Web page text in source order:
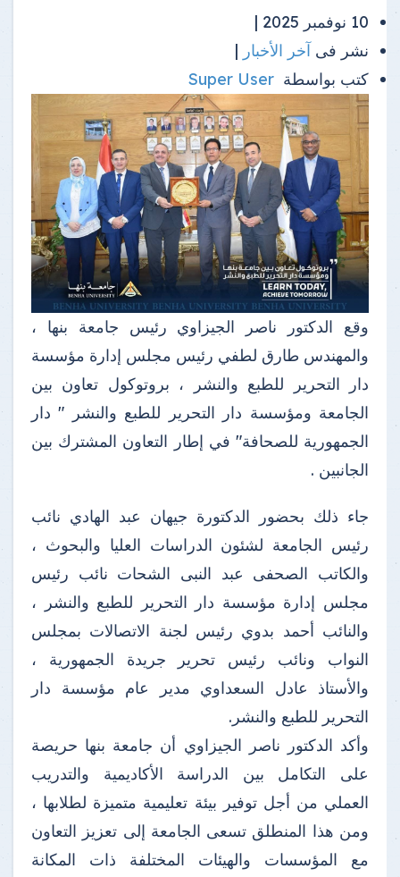
10 نوفمبر 2025 |
نشر فى آخر الأخبار |
كتب بواسطة Super User
وقع الدكتور ناصر الجيزاوي رئيس جامعة بنها ،
والمهندس طارق لطفي رئيس مجلس إدارة مؤسسة
دار التحرير للطبع والنشر ، بروتوكول تعاون بين
الجامعة ومؤسسة دار التحرير للطبع والنشر " دار
الجمهورية للصحافة" في إطار التعاون المشترك بين
الجانبين .
جاء ذلك بحضور الدكتورة جيهان عبد الهادي نائب
رئيس الجامعة لشئون الدراسات العليا والبحوث ،
والكاتب الصحفى عبد النبى الشحات نائب رئيس
مجلس إدارة مؤسسة دار التحرير للطبع والنشر ،
والنائب أحمد بدوي رئيس لجنة الاتصالات بمجلس
النواب ونائب رئيس تحرير جريدة الجمهورية ،
والأستاذ عادل السعداوي مدير عام مؤسسة دار
التحرير للطبع والنشر.
وأكد الدكتور ناصر الجيزاوي أن جامعة بنها حريصة
على التكامل بين الدراسة الأكاديمية والتدريب
العملي من أجل توفير بيئة تعليمية متميزة لطلابها ،
ومن هذا المنطلق تسعى الجامعة إلى تعزيز التعاون
مع المؤسسات والهيئات المختلفة ذات المكانة